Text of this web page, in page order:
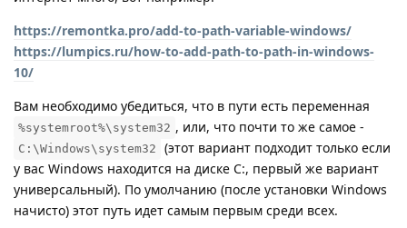
https://remontka.pro/add-to-path-variable-windows/
https://lumpics.ru/how-to-add-path-to-path-in-windows-
10/
Вам необходимо убедиться, что в пути есть переменная
%systemroot%\system32 , или, что почти то же самое -
C:\Windows\system32
(этот вариант подходит только если
у вас Windows находится на диске C:, первый же вариант
универсальный). По умолчанию (после установки Windows
начисто) этот путь идет самым первым среди всех.